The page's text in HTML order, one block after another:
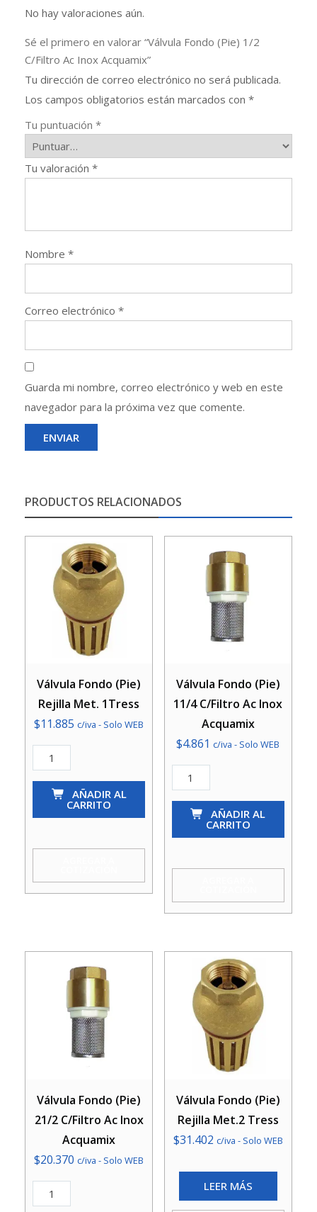
No hay valoraciones aún.
Sé el primero en valorar “Válvula Fondo (Pie) 1/2
C/Filtro Ac Inox Acquamix”
Tu dirección de correo electrónico no será publicada.
Los campos obligatorios están marcados con *
Tu puntuación *
Tu valoración *
Nombre *
Correo electrónico *
Guarda mi nombre, correo electrónico y web en este
navegador para la próxima vez que comente.
PRODUCTOS RELACIONADOS
Válvula Fondo (Pie)
Rejilla Met. 1Tress
$11.885 c/iva - Solo WEB
Válvula
Fondo
(Pie)
1Tress
AÑADIR AL
CARRITO
Válvula Fondo (Pie)
11/4 C/Filtro Ac Inox
Acquamix
$4.861 c/iva - Solo WEB
Válvula
Fondo
(Pie)
Ac
Acquamix
AÑADIR AL
CARRITO
Válvula Fondo (Pie)
21/2 C/Filtro Ac Inox
Acquamix
$20.370 c/iva - Solo WEB
Válvula
Válvula Fondo (Pie)
Rejilla Met.2 Tress
$31.402 c/iva - Solo WEB
LEER MÁS